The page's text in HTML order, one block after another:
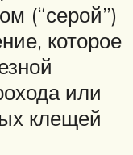
(“серой”)
которое
или
клещей